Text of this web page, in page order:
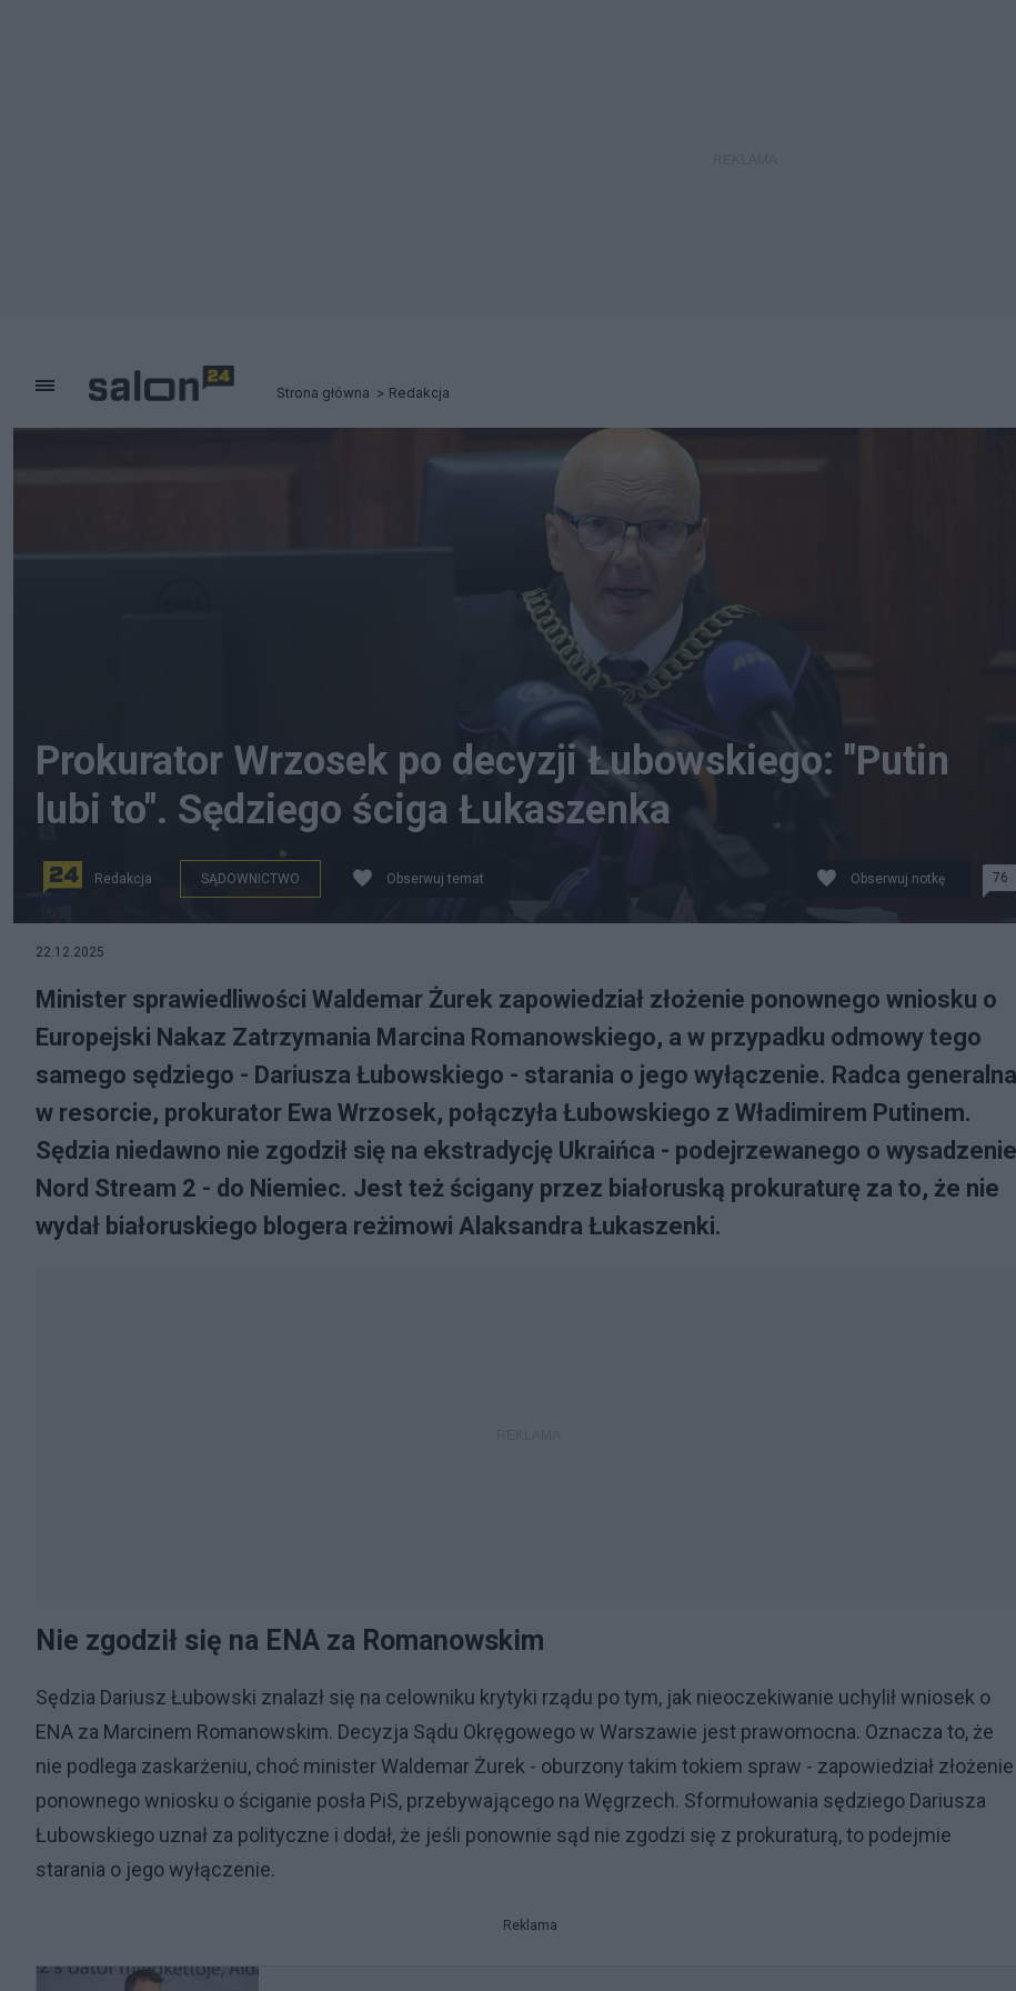
Strona główna Redakcja
Prokurator Wrzosek po decyzji Łubowskiego: "Putin
lubi to". Sędziego ściga Łukaszenka
Redakcja SĄDOWNICTWO Obserwuj temat Obserwuj notkę 76
22.12.2025
Minister sprawiedliwości Waldemar Żurek zapowiedział złożenie ponownego wniosku o
Europejski Nakaz Zatrzymania Marcina Romanowskiego, a w przypadku odmowy tego
samego sędziego - Dariusza Łubowskiego - starania o jego wyłączenie. Radca generalna
w resorcie, prokurator Ewa Wrzosek, połączyła Łubowskiego z Władimirem Putinem.
Sędzia niedawno nie zgodził się na ekstradycję Ukraińca - podejrzewanego o wysadzenie
Nord Stream 2 - do Niemiec. Jest też ścigany przez białoruską prokuraturę za to, że nie
wydał białoruskiego blogera reżimowi Alaksandra Łukaszenki.
Nie zgodził się na ENA za Romanowskim
Sędzia Dariusz Łubowski znalazł się na celowniku krytyki rządu po tym, jak nieoczekiwanie uchylił wniosek o
ENA za Marcinem Romanowskim. Decyzja Sądu Okręgowego w Warszawie jest prawomocna. Oznacza to, że
nie podlega zaskarżeniu, choć minister Waldemar Żurek - oburzony takim tokiem spraw - zapowiedział złożenie
ponownego wniosku o ściganie posła PiS, przebywającego na Węgrzech. Sformułowania sędziego Dariusza
Łubowskiego uznał za polityczne i dodał, że jeśli ponownie sąd nie zgodzi się z prokuraturą, to podejmie
starania o jego wyłączenie.
Reklama